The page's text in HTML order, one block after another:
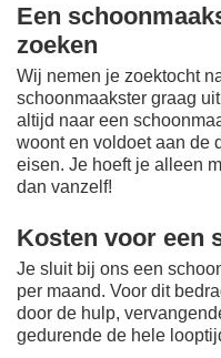
Een
zoeken
Wij nemen je zoektocht
schoonmaakster graag
altijd naar een
woont en voldoet aan de
eisen. Je hoeft je alleen
dan vanzelf!
Kosten voor een
Je sluit bij ons een
per maand. Voor dit
door de hulp,
gedurende de hele